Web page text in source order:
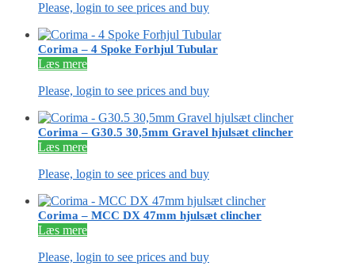
Please, login to see prices and buy
Corima – 4 Spoke Forhjul Tubular
Læs mere
Please, login to see prices and buy
Corima – G30.5 30,5mm Gravel hjulsæt clincher
Læs mere
Please, login to see prices and buy
Corima – MCC DX 47mm hjulsæt clincher
Læs mere
Please, login to see prices and buy